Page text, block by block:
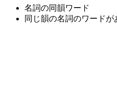
名詞の同韻ワード
同じ韻の名詞のワードが